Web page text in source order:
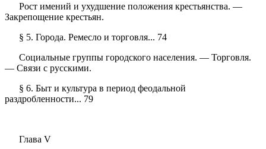
Рост имений и ухудшение положения крестьянства. —
Закрепощение крестьян.
§ 5. Города. Ремесло и торговля... 74
Социальные группы городского населения. — Торговля.
— Связи с русскими.
§ 6. Быт и культура в период феодальной
раздробленности... 79
Глава V